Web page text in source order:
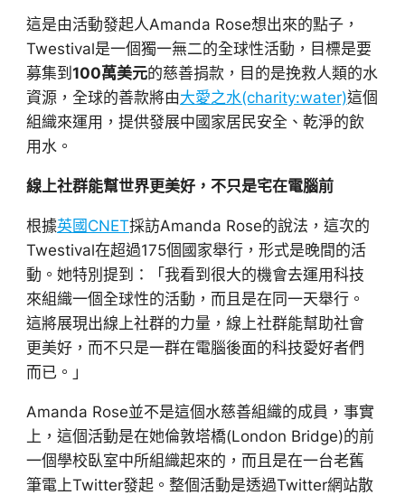
這是由活動發起人Amanda Rose想出來的點子，
Twestival是一個獨一無二的全球性活動，目標是要
募集到 100萬美元的慈善捐款，目的是挽救人類的水
資源，全球的善款將由大愛之水(charity:water)這個
組織來運用，提供發展中國家居民安全、乾淨的飲
用水。
線上社群能幫世界更美好，不只是宅在電腦前
根據英國CNET採訪Amanda Rose的說法，這次的
Twestival在超過175個國家舉行，形式是晚間的活
動。她特別提到：「我看到很大的機會去運用科技
來組織一個全球性的活動，而且是在同一天舉行。
這將展現出線上社群的力量，線上社群能幫助社會
更美好，而不只是一群在電腦後面的科技愛好者們
而已。」
Amanda Rose並不是這個水慈善組織的成員，事實
上，這個活動是在她倫敦塔橋(London Bridge)的前
一個學校臥室中所組織起來的，而且是在一台老舊
筆電上Twitter發起。整個活動是透過Twitter網站散